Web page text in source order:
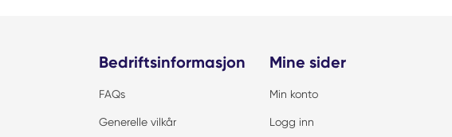
Bedriftsinformasjon
FAQs
Generelle vilkår
Mine sider
Min konto
Logg inn